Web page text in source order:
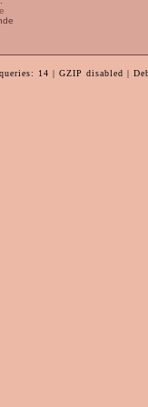
14 | GZIP disabled |